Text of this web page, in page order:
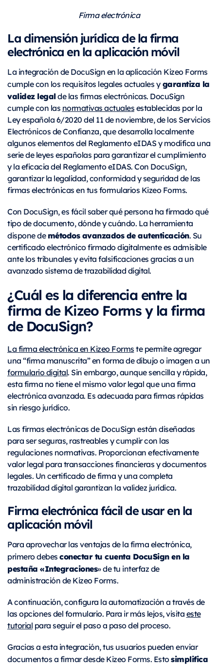
Firma electrónica
La dimensión jurídica de la firma
electrónica en la aplicación móvil
La integración de DocuSign en la aplicación Kizeo Forms
cumple con los requisitos legales actuales ygarantiza la
validez legalde las firmas electrónicas. DocuSign
cumple con las normativas actualesestablecidas por la
Ley española 6/2020 del 11 de noviembre, de los Servicios
Electrónicos de Confianza, que desarrolla localmente
algunos elementos del Reglamento eIDAS y modifica una
serie de leyes españolas para garantizar el cumplimiento
y la eficacia del Reglamento eIDAS. Con DocuSign,
garantizar la legalidad, conformidad y seguridad de las
firmas electrónicas en tus formularios Kizeo Forms.
Con DocuSign, es fácil saber qué persona ha firmado qué
tipo de documento, dónde y cuándo. La herramienta
dispone demétodos avanzados de autenticación. Su
certificado electrónico firmado digitalmente es admisible
ante los tribunales y evita falsificaciones gracias a un
avanzado sistema de trazabilidad digital.
¿Cuál es la diferencia entre la
firma de Kizeo Forms y la firma
de DocuSign?
La firma electrónica en Kizeo Formste permite agregar
una “firma manuscrita” en forma de dibujo o imagen a un
formulario digital. Sin embargo, aunque sencilla y rápida,
esta firma no tiene el mismo valor legal que una firma
electrónica avanzada. Es adecuada para firmas rápidas
sin riesgo jurídico.
Las firmas electrónicas de DocuSign están diseñadas
para ser seguras, rastreables y cumplir con las
regulaciones normativas. Proporcionan efectivamente
valor legal para transacciones financieras y documentos
legales. Un certificado de firma y una completa
trazabilidad digital garantizan la validez jurídica.
Firma electrónica fácil de usar en la
aplicación móvil
Para aprovechar las ventajas de la firma electrónica,
primero debesconectar tu cuenta DocuSign en la
pestaña «Integraciones» de tu interfaz de
administración de Kizeo Forms.
A continuación, configura la automatización a través de
las opciones del formulario. Para ir más lejos, visitaeste
tutorial para seguir el paso a paso del proceso.
Gracias a esta integración, tus usuarios pueden enviar
documentos a firmar desde Kizeo Forms. Estosimplifica